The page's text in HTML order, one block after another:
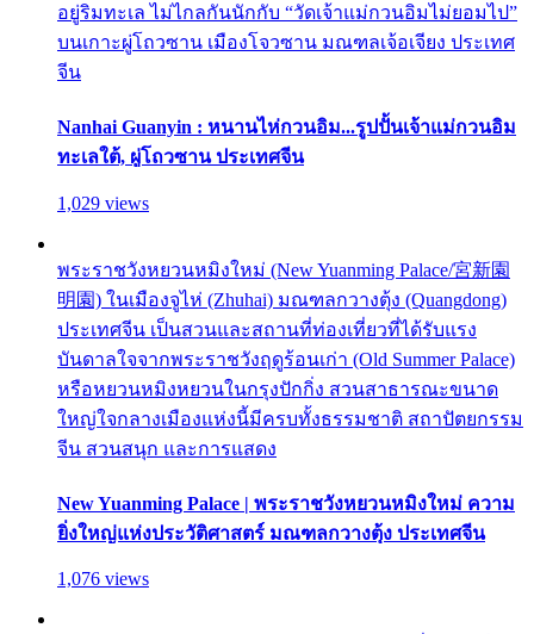
อยู่ริมทะเล ไม่ไกลกันนักกับ “วัดเจ้าแม่กวนอิมไม่ยอมไป”
บนเกาะผู่โถวซาน เมืองโจวซาน มณฑลเจ้อเจียง ประเทศ
จีน
Nanhai Guanyin : หนานไห่กวนอิม...รูปปั้นเจ้าแม่กวนอิม
ทะเลใต้, ผู่โถวซาน ประเทศจีน
1,029 views
พระราชวังหยวนหมิงใหม่ (New Yuanming Palace/宮新園
明園) ในเมืองจูไห่ (Zhuhai) มณฑลกวางตุ้ง (Quangdong)
ประเทศจีน เป็นสวนและสถานที่ท่องเที่ยวที่ได้รับแรง
บันดาลใจจากพระราชวังฤดูร้อนเก่า (Old Summer Palace)
หรือหยวนหมิงหยวนในกรุงปักกิ่ง สวนสาธารณะขนาด
ใหญ่ใจกลางเมืองแห่งนี้มีครบทั้งธรรมชาติ สถาปัตยกรรม
จีน สวนสนุก และการแสดง
New Yuanming Palace | พระราชวังหยวนหมิงใหม่ ความ
ยิ่งใหญ่แห่งประวัติศาสตร์ มณฑลกวางตุ้ง ประเทศจีน
1,076 views